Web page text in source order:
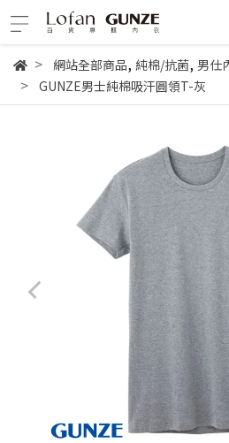
網站全部商品, 純棉/抗菌, 男仕
GUNZE男士純棉吸汗圓領T-灰